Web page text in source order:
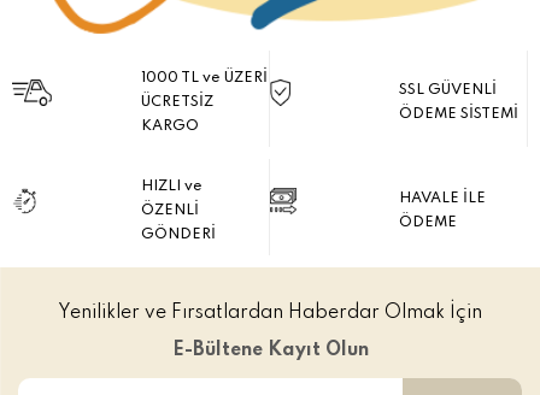
1000 TL ve ÜZERİ
ÜCRETSİZ
KARGO
SSL GÜVENLİ
ÖDEME SİSTEMİ
HIZLI ve
ÖZENLİ
GÖNDERİ
HAVALE İLE
ÖDEME
Yenilikler ve Fırsatlardan Haberdar Olmak İçin
E-Bültene Kayıt Olun